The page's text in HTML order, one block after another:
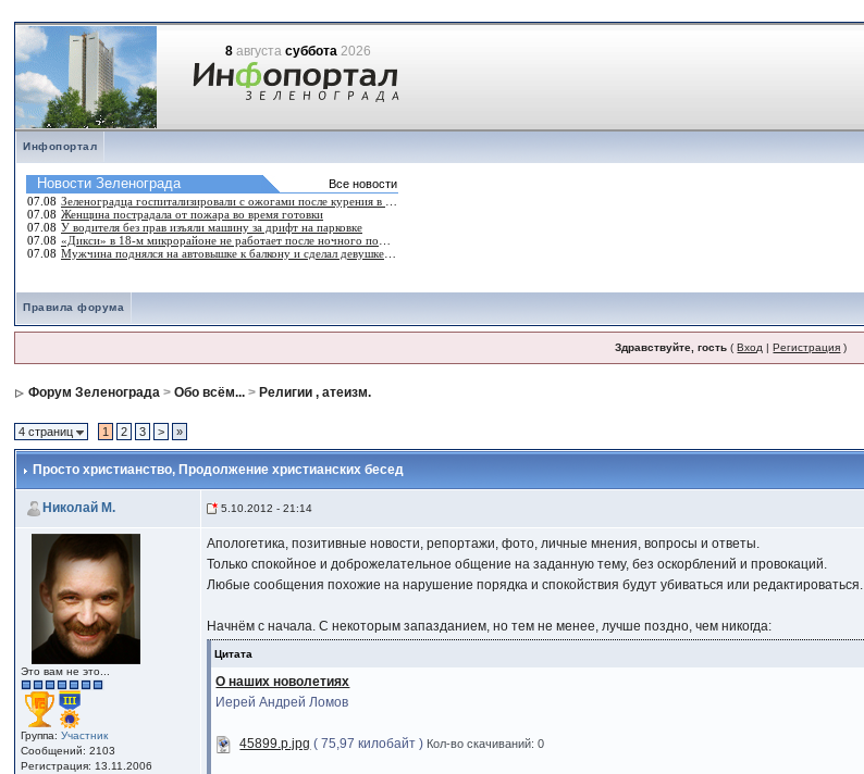
8 августасуббота 2026
Инфопортал
Правила форума
Здравствуйте, гость (Вход |Регистрация )
Форум Зеленограда >Обо всём... > Религии , атеизм.
4 страниц 1 2 3 > »
Просто христианство, Продолжение христианских бесед
Николай М. 5.10.2012 - 21:14
Это вам не это...
Группа:Участник
Сообщений: 2103
Регистрация: 13.11.2006
Апологетика, позитивные новости, репортажи, фото, личные мнения, вопросы и ответы.
Только спокойное и доброжелательное общение на заданную тему, без оскорблений и провокаций.
Любые сообщения похожие на нарушение порядка и спокойствия будут убиваться или редактироваться.
Начнём с начала. С некоторым запазданием, но тем не менее, лучше поздно, чем никогда:
Цитата
О наших новолетиях
Иерей Андрей Ломов
45899.p.jpg ( 75,97 килобайт ) Кол-во скачиваний: 0